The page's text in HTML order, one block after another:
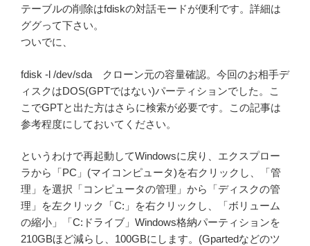
テーブルの削除はfdiskの対話モードが便利です。詳細は
ググって下さい。
ついでに、
fdisk -l /dev/sda クローン元の容量確認。今回のお相手デ
ィスクはDOS(GPTではない)パーティションでした。こ
こでGPTと出た方はさらに検索が必要です。この記事は
参考程度にしておいてください。
というわけで再起動してWindowsに戻り、エクスプロー
ラから「PC」(マイコンピュータ)を右クリックし、「管
理」を選択「コンピュータの管理」から「ディスクの管
理」を左クリック「C:」を右クリックし、「ボリューム
の縮小」「C:ドライブ」Windows格納パーティションを
210GBほど減らし、100GBにします。(Gpartedなどのツ